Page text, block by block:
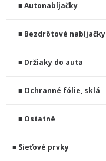
Autonabíjačky
Bezdrôtové nabíjačky
Držiaky do auta
Ochranné fólie, sklá
Ostatné
Sieťové prvky